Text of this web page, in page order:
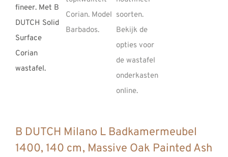
CONTACT
B DUTCH Milano L Badkamermeubel
1400, 140 cm, Massive Oak Painted Ash